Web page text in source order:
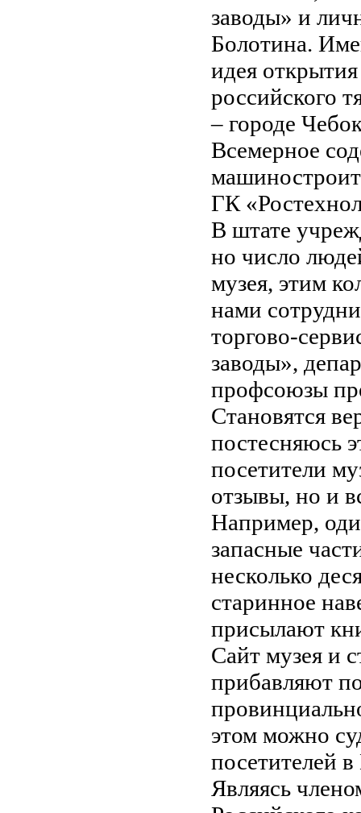
заводы» и
Болотина.
идея
российского
– городе
Всемерное
ГК
В штате
но число
музея, этим
нами
торгово-
заводы»,
профсоюзы
Становятся
постесняюсь
посетители
отзывы, но и
Например,
запасные
несколько
старинное
присылают
Сайт музея и
прибавляют
этом можно
посетителей
Являясь